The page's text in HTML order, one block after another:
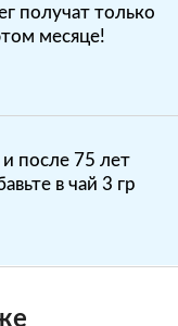
получат только
месяце!
после 75 лет
в чай 3 гр